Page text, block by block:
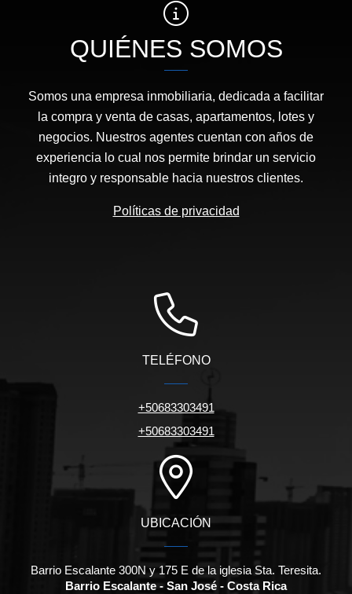
QUIÉNES SOMOS
Somos una empresa inmobiliaria, dedicada a facilitar
la compra y venta de casas, apartamentos, lotes y
negocios. Nuestros agentes cuentan con años de
experiencia lo cual nos permite brindar un servicio
integro y responsable hacia nuestros clientes.
Políticas de privacidad
TELÉFONO
+50683303491
+50683303491
UBICACIÓN
Barrio Escalante 300N y 175 E de la iglesia Sta. Teresita.
Barrio Escalante - San José - Costa Rica